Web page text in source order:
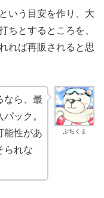
いう目安を作り、大
ちとするところを、
れば再販されると思
ぶちくま
なら、最
ック。
能性があ
られな